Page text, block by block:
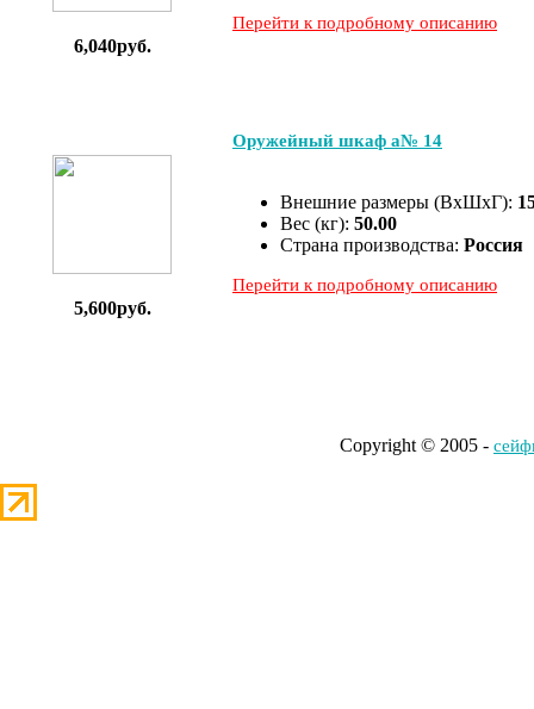
6,040руб.
Перейти к подробному описанию
5,600руб.
Оружейный шкаф а№ 14
Внешние размеры (ВхШхГ):
Вес (кг): 50.00
Страна производства: Россия
Перейти к подробному описанию
Copyright © 2005 -